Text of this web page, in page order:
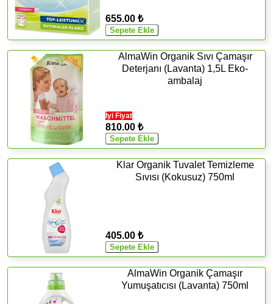
655.00 ₺
AlmaWin Organik Sıvı Çamaşır
Deterjanı (Lavanta) 1,5L Eko-
ambalaj
İyi Fiyat
810.00 ₺
Klar Organik Tuvalet Temizleme
Sıvısı (Kokusuz) 750ml
405.00 ₺
AlmaWin Organik Çamaşır
Yumuşatıcısı (Lavanta) 750ml